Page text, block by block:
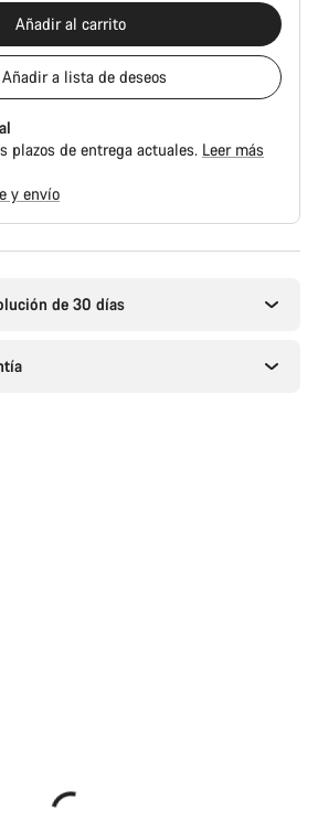
Añadir al carrito
Añadir a lista de deseos
plazos de entrega actuales. Leer más
y envío
de 30 días